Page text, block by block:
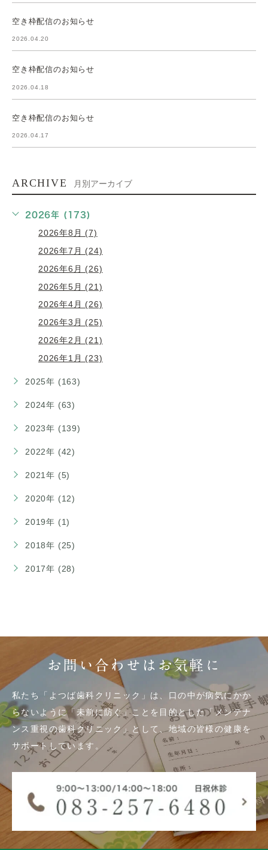
空き枠配信のお知らせ
2026.04.20
空き枠配信のお知らせ
2026.04.18
空き枠配信のお知らせ
2026.04.17
ARCHIVE 月別アーカイブ
2026年 (173)
2026年8月 (7)
2026年7月 (24)
2026年6月 (26)
2026年5月 (21)
2026年4月 (26)
2026年3月 (25)
2026年2月 (21)
2026年1月 (23)
2025年 (163)
2024年 (63)
2023年 (139)
2022年 (42)
2021年 (5)
2020年 (12)
2019年 (1)
2018年 (25)
2017年 (28)
お問い合わせはお気軽に
私たち「よつば歯科クリニック」は、口の中が病気にかか
らないように「未前に防ぐ」ことを目的とした「メンテナ
ンス重視の歯科クリニック」として、地域の皆様の健康を
サポートしています。